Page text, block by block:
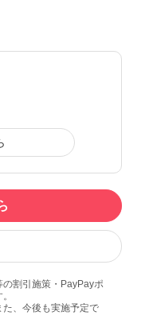
割引施策・PayPayポ
、今後も実施予定で